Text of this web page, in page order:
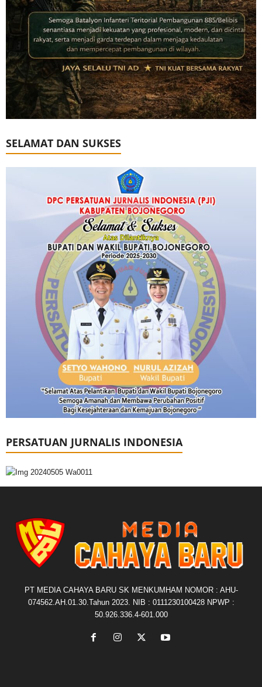
SELAMAT DAN SUKSES
PERSATUAN JURNALIS INDONESIA
PT MEDIA CAHAYA BARU SK MENKUMHAM NOMOR : AHU-
074562.AH.01.30.Tahun 2023. NIB : 0111230100428 NPWP :
50.926.336.4-601.000